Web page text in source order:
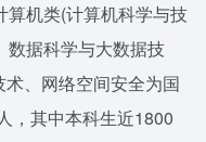
算机类(计算机科学与技
数据科学与大数据技
、网络空间安全为国
，其中本科生近1800